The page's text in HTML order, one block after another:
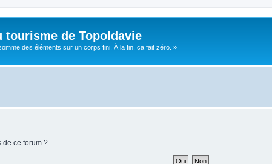
tourisme de Topoldavie
des éléments sur un corps fini. À la fin, ça fait zéro. »
de ce forum ?